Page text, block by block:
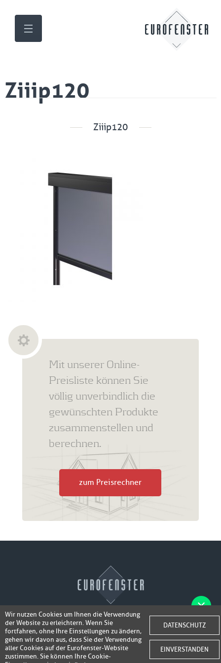
Ziiip120
Ziiip120
Wir nutzen Cookies um Ihnen die Verwendung
der Website zu erleichtern. Wenn Sie
fortfahren, ohne Ihre Einstellungen zu ändern,
gehen wir davon aus, dass Sie der Verwendung
aller Cookies auf der Eurofenster-Website
zustimmen. Sie können Ihre Cookie-
DATENSCHUTZ
EINVERSTANDEN
Fotos der Fenster/Elemente per WhatsApp
senden und ein Super-Angebotinkl. 50,-
bis 100,- EURGutschrift erhalten!
Mit unserer Online-
Preisliste können Sie
völlig unverbindlich die
gewünschten Produkte
zusammenstellen und
berechnen.
zum Preisrechner
© 2026 Eurofenster
Webdesign byWebidea Advance